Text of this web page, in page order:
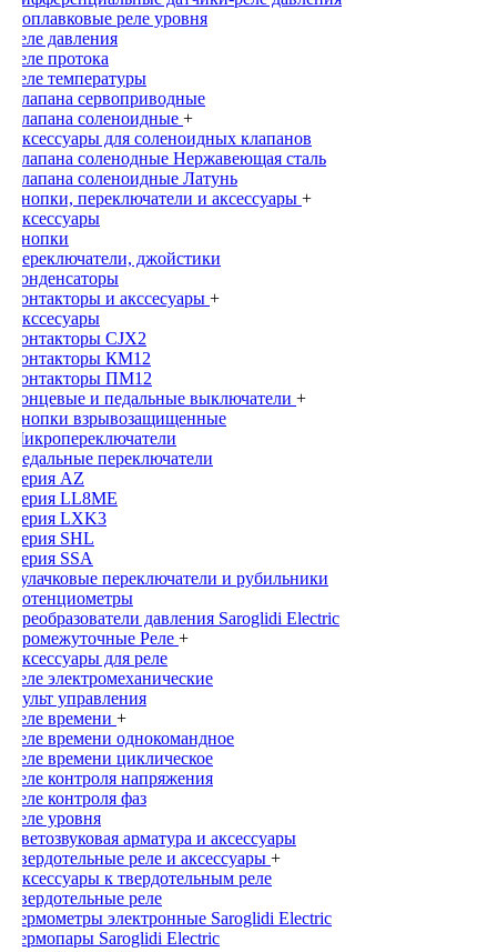
Поплавковые реле уровня
Реле давления
Реле протока
Реле температуры
Клапана сервоприводные
Клапана соленоидные +
Аксессуары для соленоидных клапанов
Клапана соленодные Нержавеющая сталь
Клапана соленоидные Латунь
Кнопки, переключатели и аксессуары +
Аксессуары
Кнопки
Переключатели, джойстики
Конденсаторы
Контакторы и акссесуары +
Акссесуары
Контакторы CJX2
Контакторы КМ12
Контакторы ПМ12
Концевые и педальные выключатели +
Кнопки взрывозащищенные
Микропереключатели
Педальные переключатели
Серия AZ
Серия LL8ME
Серия LXK3
Серия SHL
Серия SSA
Кулачковые переключатели и рубильники
Потенциометры
Преобразователи давления Saroglidi Electric
Промежуточные Реле +
Аксессуары для реле
Реле электромеханические
Пульт управления
Реле времени +
Реле времени однокомандное
Реле времени циклическое
Реле контроля напряжения
Реле контроля фаз
Реле уровня
Светозвуковая арматура и аксессуары
Твердотельные реле и аксессуары +
Аксессуары к твердотельным реле
Твердотельные реле
Термометры электронные Saroglidi Electric
Термопары Saroglidi Electric